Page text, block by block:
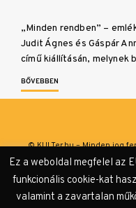
„Minden rendben” –
Judit Ágnes és Gáspár
című kiállításán,
BŐVEBBEN
© KULTer.hu – Minden jog
Adatvédelmi tájékoztató
Ez a weboldal megfelel az
funkcionális cookie-kat
valamint a zavartalan